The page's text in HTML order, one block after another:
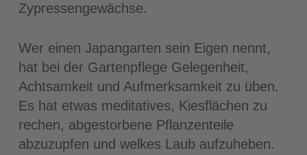
Zypressengewächse.
Wer einen Japangarten sein Eigen nennt,
hat bei der Gartenpflege Gelegenheit,
Achtsamkeit und Aufmerksamkeit zu üben.
Es hat etwas meditatives, Kiesflächen zu
rechen, abgestorbene Pflanzenteile
abzuzupfen und welkes Laub aufzuheben.